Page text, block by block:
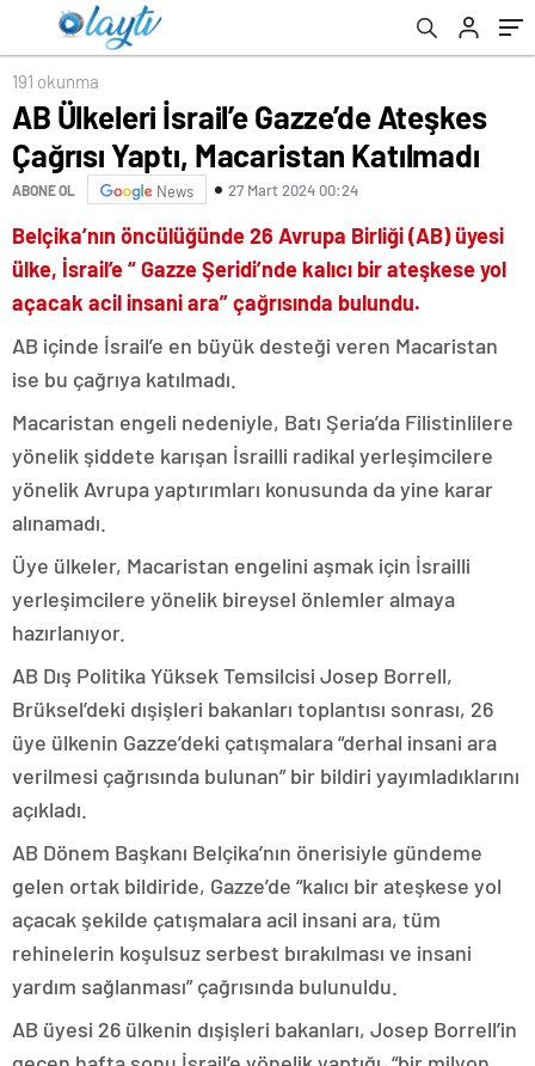
191 okunma
AB Ülkeleri İsrail’e Gazze’de Ateşkes
Çağrısı Yaptı, Macaristan Katılmadı
ABONE OL News 27 Mart 2024 00:24
Belçika’nın öncülüğünde 26 Avrupa Birliği (AB) üyesi
ülke, İsrail’e “ Gazze Şeridi’nde kalıcı bir ateşkese yol
açacak acil insani ara” çağrısında bulundu.
AB içinde İsrail’e en büyük desteği veren Macaristan
ise bu çağrıya katılmadı.
Macaristan engeli nedeniyle, Batı Şeria’da Filistinlilere
yönelik şiddete karışan İsrailli radikal yerleşimcilere
yönelik Avrupa yaptırımları konusunda da yine karar
alınamadı.
Üye ülkeler, Macaristan engelini aşmak için İsrailli
yerleşimcilere yönelik bireysel önlemler almaya
hazırlanıyor.
AB Dış Politika Yüksek Temsilcisi Josep Borrell,
Brüksel’deki dışişleri bakanları toplantısı sonrası, 26
üye ülkenin Gazze’deki çatışmalara “derhal insani ara
verilmesi çağrısında bulunan” bir bildiri yayımladıklarını
açıkladı.
AB Dönem Başkanı Belçika’nın önerisiyle gündeme
gelen ortak bildiride, Gazze’de “kalıcı bir ateşkese yol
açacak şekilde çatışmalara acil insani ara, tüm
rehinelerin koşulsuz serbest bırakılması ve insani
yardım sağlanması” çağrısında bulunuldu.
AB üyesi 26 ülkenin dışişleri bakanları, Josep Borrell’in